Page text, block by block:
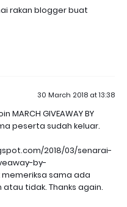
rakan blogger buat
30 March 2018 at 13:38
MARCH GIVEAWAY BY
peserta sudah keluar.
2018/03/senarai-
by-
sama ada
tidak. Thanks again.